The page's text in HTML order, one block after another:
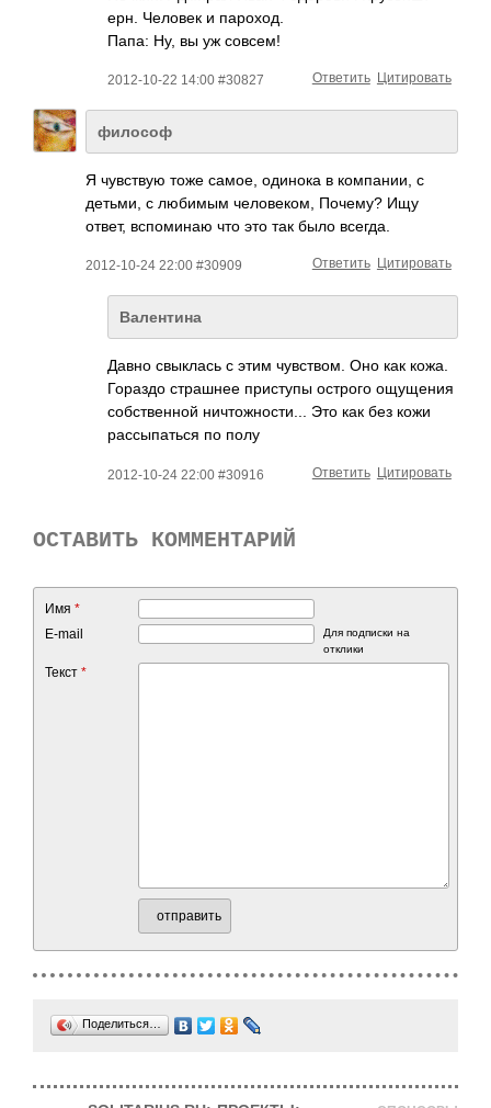
ерн. Человек и паро­ход.
Папа: Ну, вы уж совсем!
2012-10-22 14:00 #30827 Цитировать
Ответить
философ
Я чувс­твую тоже самое, одинока в комп­ании, с
детьми, с любимым чело­веком, Почему? Ищу
ответ, вспо­минаю что это так было всегда.
2012-10-24 22:00 #30909 Цитировать
Ответить
Валентина
Давно свык­лась с этим чувс­твом. Оно как кожа.
Гораздо стра­шнее прис­тупы острого ощущ­ения
собс­твен­ной ничт­ожно­сти... Это как без кожи
расс­ыпат­ься по полу
2012-10-24 22:00 #30916 Цитировать
Ответить
ОСТАВИТЬ КОММЕНТАРИЙ
Имя *
E-mail
Для подписки на
отклики
Текст *
отправить
Поделиться…